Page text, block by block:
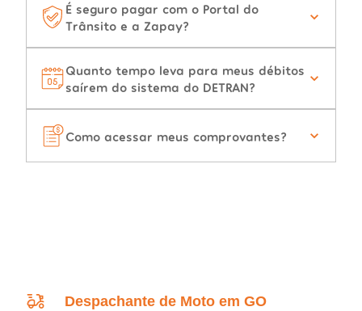
É seguro pagar com o Portal do
Trânsito e a Zapay?
Quanto tempo leva para meus débitos
saírem do sistema do DETRAN?
Como acessar meus comprovantes?
Despachante de Moto em GO